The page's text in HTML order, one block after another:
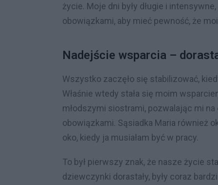
życie. Moje dni były długie i
obowiązkami, aby mieć pewność, że
Nadejście wsparcia –
Wszystko zaczęło się stabilizować,
Właśnie wtedy stała się moim
młodszymi siostrami, pozwalając mi
obowiązkami. Sąsiadka Maria również
oko, kiedy ja musiałam być w pracy.
To był pierwszy znak, że nasze życie
dziewczynki dorastały, były coraz